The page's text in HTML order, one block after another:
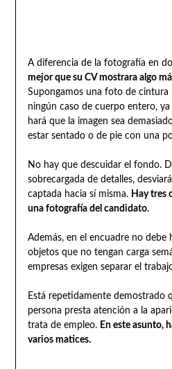
A diferencia de la fotografía en
mejor que su CV mostrara algo
Supongamos una foto de cintura
ningún caso de cuerpo entero,
hará que la imagen sea
estar sentado o de pie con una
No hay que descuidar el fondo.
sobrecargada de detalles,
captada hacia sí misma. Hay tres
una fotografía del candidato.
Además, en el encuadre no debe
objetos que no tengan carga
empresas exigen separar el
Está repetidamente demostrado
persona presta atención a la
trata de empleo. En este asunto,
varios matices.